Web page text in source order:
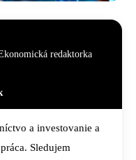
redaktorka
a investovanie a
Sledujem